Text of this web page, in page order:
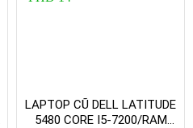
LAPTOP CŨ DELL LATITUDE
5480 CORE I5-7200/RAM